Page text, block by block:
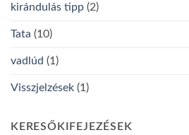
kirándulás tipp (2)
Tata (10)
vadlúd (1)
Visszjelzések (1)
KERESŐKIFEJEZÉSEK